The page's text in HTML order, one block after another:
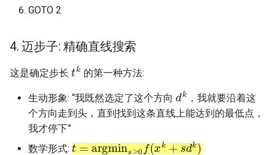
GOTO 2
4. 迈步子: 精确直线搜索
这是确定步长
tk
的第一种方法:
生动形象: “我既然选定了这个方向
dk
，我就要沿着这
个方向走到头，直到找到这条直线上能达到的最低点，
我才停下”
数学形式:
t=argmins≥0f(xk+sdk)